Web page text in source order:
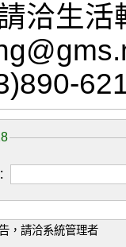
洽生
，請洽系統管理者